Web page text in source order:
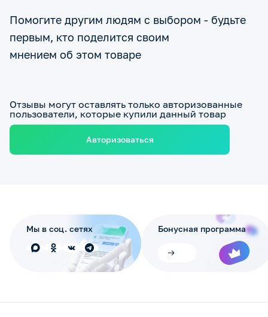
Помогите другим людям с выбором - будьте
первым, кто поделится своим
мнением об этом товаре
Отзывы могут оставлять только авторизованные
пользователи, которые купили данный товар
Авторизоваться
Мы в соц. сетях Бонусная программа